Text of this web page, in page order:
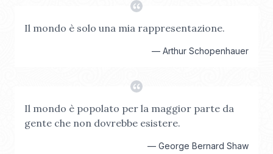
Il mondo è solo una mia rappresentazione.
— Arthur Schopenhauer
Il mondo è popolato per la maggior parte da
gente che non dovrebbe esistere.
— George Bernard Shaw